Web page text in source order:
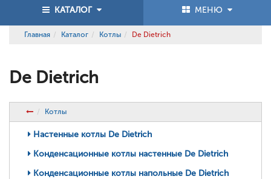
КАТАЛОГ МЕНЮ
Главная Каталог Котлы De Dietrich
De Dietrich
Котлы
Настенные котлы De Dietrich
Конденсационные котлы настенные De Dietrich
Конденсационные котлы напольные De Dietrich